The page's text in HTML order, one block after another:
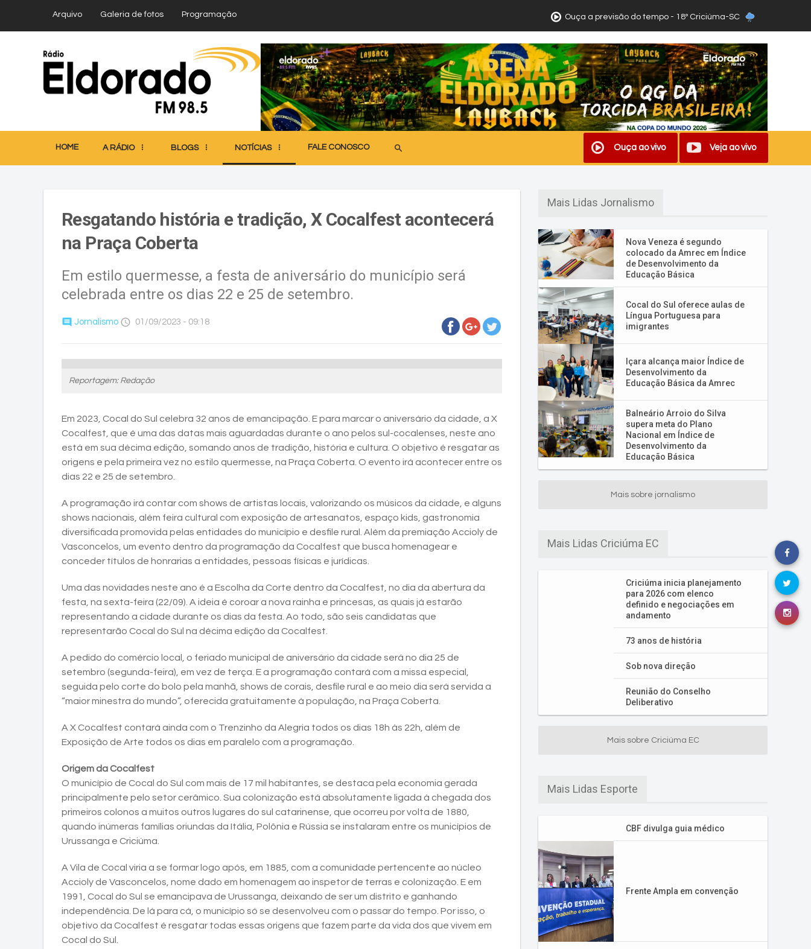
Arquivo Galeria de fotos Programação Ouça a previsão do tempo - 18º Criciúma-SC
HOME A RÁDIO BLOGS NOTÍCIAS FALE CONOSCO search Ouça ao vivo Veja ao vivo
Resgatando história e tradição, X Cocalfest acontecerá
na Praça Coberta
Em estilo quermesse, a festa de aniversário do município será
celebrada entre os dias 22 e 25 de setembro.
comment Jornalismo access_time 01/09/2023 - 09:18
Reportagem: Redação
Em 2023, Cocal do Sul celebra 32 anos de emancipação. E para marcar o aniversário da cidade, a X
Cocalfest, que é uma das datas mais aguardadas durante o ano pelos sul-cocalenses, neste ano
está em sua décima edição, somando anos de tradição, história e cultura. O objetivo é resgatar as
origens e pela primeira vez no estilo quermesse, na Praça Coberta. O evento irá acontecer entre os
dias 22 e 25 de setembro.
A programação irá contar com shows de artistas locais, valorizando os músicos da cidade, e alguns
shows nacionais, além feira cultural com exposição de artesanatos, espaço kids, gastronomia
diversificada promovida pelas entidades do município e desfile rural. Além da premiação Accioly de
Vasconcelos, um evento dentro da programação da Cocalfest que busca homenagear e
conceder títulos de honrarias a entidades, pessoas físicas e jurídicas.
Uma das novidades neste ano é a Escolha da Corte dentro da Cocalfest, no dia da abertura da
festa, na sexta-feira (22/09). A ideia é coroar a nova rainha e princesas, as quais já estarão
representando a cidade durante os dias da festa. Ao todo, são seis candidatas que
representarão Cocal do Sul na décima edição da Cocalfest.
A pedido do comércio local, o feriado municipal de aniversário da cidade será no dia 25 de
setembro (segunda-feira), em vez de terça. E a programação contará com a missa especial,
seguida pelo corte do bolo pela manhã, shows de corais, desfile rural e ao meio dia será servida a
“maior minestra do mundo”, oferecida gratuitamente à população, na Praça Coberta.
A X Cocalfest contará ainda com o Trenzinho da Alegria todos os dias 18h às 22h, além de
Exposição de Arte todos os dias em paralelo com a programação.
Origem da Cocalfest
O município de Cocal do Sul com mais de 17 mil habitantes, se destaca pela economia gerada
principalmente pelo setor cerâmico. Sua colonização está absolutamente ligada à chegada dos
primeiros colonos a muitos outros lugares do sul catarinense, que ocorreu por volta de 1880,
quando inúmeras famílias oriundas da Itália, Polônia e Rússia se instalaram entre os municípios de
Urussanga e Criciúma.
A Vila de Cocal viria a se formar logo após, em 1885, com a comunidade pertencente ao núcleo
Accioly de Vasconcelos, nome dado em homenagem ao inspetor de terras e colonização. E em
1991, Cocal do Sul se emancipava de Urussanga, deixando de ser um distrito e ganhando
independência. De lá para cá, o município só se desenvolveu com o passar do tempo. Por isso, o
objetivo da Cocalfest é resgatar todas essas origens que fazem parte da vida dos que vivem em
Cocal do Sul.
Mais Lidas Jornalismo
Nova Veneza é segundo
colocado da Amrec em Índice
de Desenvolvimento da
Educação Básica
Cocal do Sul oferece aulas de
Língua Portuguesa para
imigrantes
Içara alcança maior Índice de
Desenvolvimento da
Educação Básica da Amrec
Balneário Arroio do Silva
supera meta do Plano
Nacional em Índice de
Desenvolvimento da
Educação Básica
Mais sobre jornalismo
Mais Lidas Criciúma EC
Criciúma inicia planejamento
para 2026 com elenco
definido e negociações em
andamento
73 anos de história
Sob nova direção
Reunião do Conselho
Deliberativo
Mais sobre Criciúma EC
Mais Lidas Esporte
CBF divulga guia médico
Frente Ampla em convenção